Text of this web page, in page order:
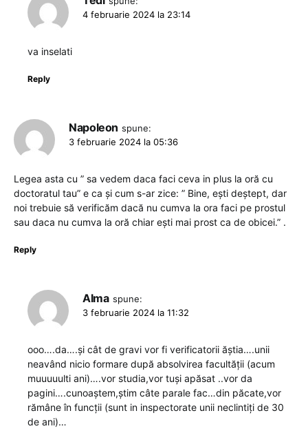
4 februarie 2024 la 23:14
va inselati
Reply
Napoleon spune:
3 februarie 2024 la 05:36
Legea asta cu ” sa vedem daca faci ceva in plus la oră cu
doctoratul tau” e ca și cum s-ar zice: ” Bine, ești deștept, dar
noi trebuie să verificăm dacă nu cumva la ora faci pe prostul
sau daca nu cumva la oră chiar ești mai prost ca de obicei.” .
Reply
Alma spune:
3 februarie 2024 la 11:32
ooo….da….și cât de gravi vor fi verificatorii ăștia….unii
neavând nicio formare după absolvirea facultății (acum
muuuuulti ani)….vor studia,vor tuși apăsat ..vor da
pagini….cunoaștem,știm câte parale fac…din păcate,vor
rămâne în funcții (sunt in inspectorate unii neclintiți de 30
de ani)…